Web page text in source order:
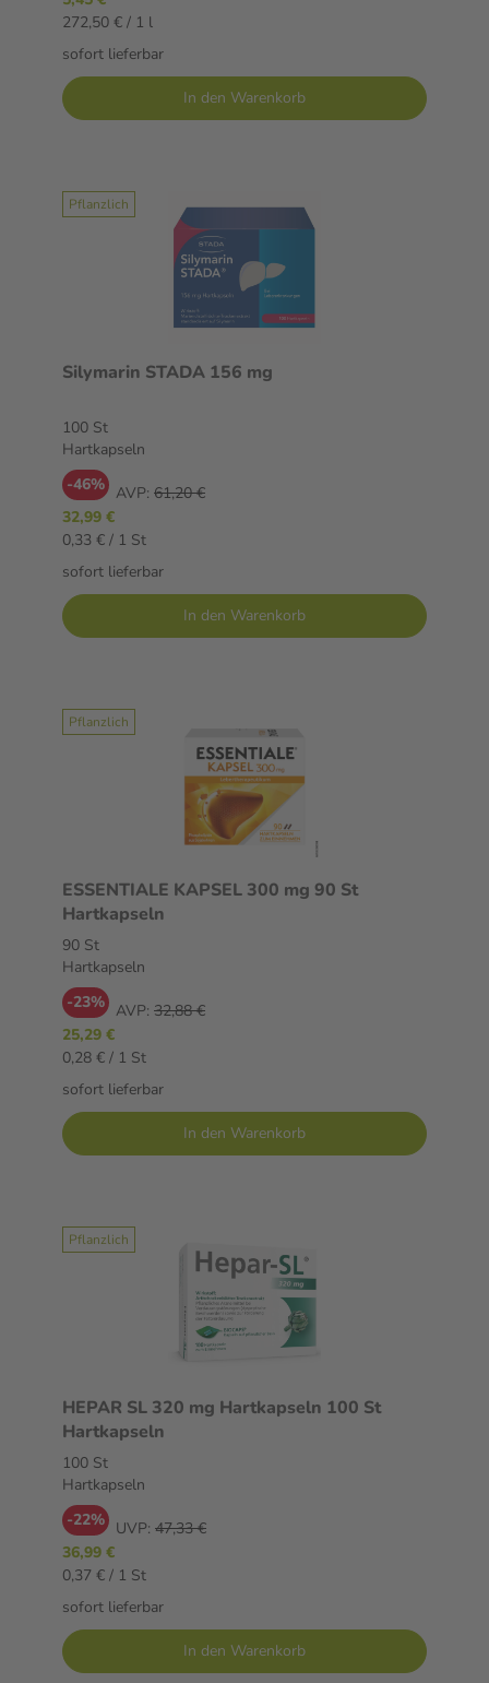
272,50 € / 1 l
sofort lieferbar
In den Warenkorb
Pflanzlich
Silymarin STADA 156 mg
100 St
Hartkapseln
-46% AVP: 61,20 €
32,99 €
0,33 € / 1 St
sofort lieferbar
In den Warenkorb
Pflanzlich
ESSENTIALE KAPSEL 300 mg 90 St
Hartkapseln
90 St
Hartkapseln
-23% AVP: 32,88 €
25,29 €
0,28 € / 1 St
sofort lieferbar
In den Warenkorb
Pflanzlich
HEPAR SL 320 mg Hartkapseln 100 St
Hartkapseln
100 St
Hartkapseln
-22% UVP: 47,33 €
36,99 €
0,37 € / 1 St
sofort lieferbar
In den Warenkorb